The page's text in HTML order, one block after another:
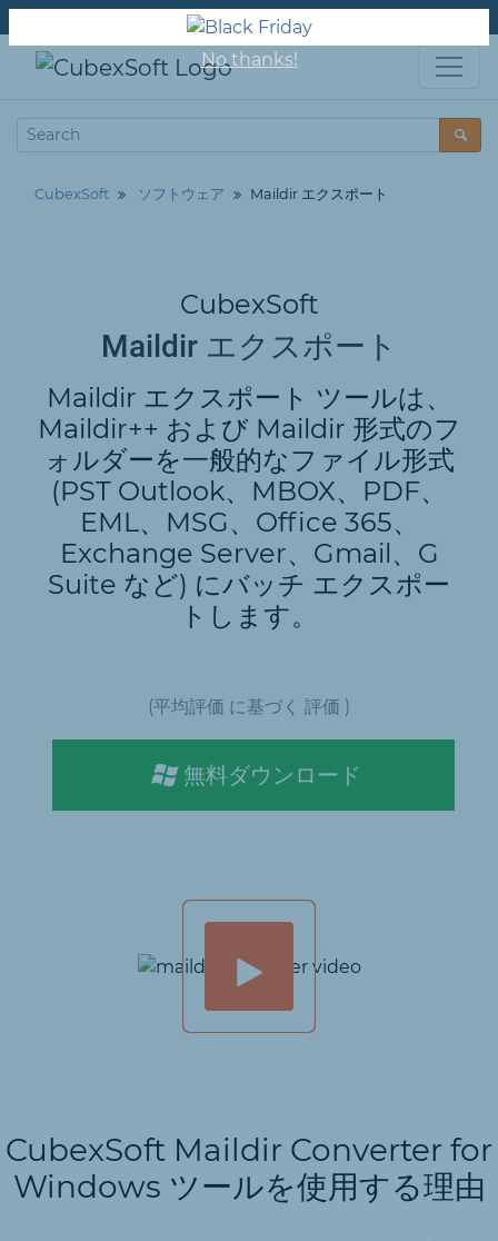
私たちについて サポート
CubexSoft ソフトウェア Maildir エクスポート
CubexSoft
Maildir エクスポート
Maildir エクスポート ツールは、
Maildir++ および Maildir 形式のフ
ォルダーを一般的なファイル形式
(PST Outlook、MBOX、PDF、
EML、MSG、Office 365、
Exchange Server、Gmail、G
Suite など) にバッチ エクスポー
トします。
(平均評価 に基づく 評価 )
無料ダウンロード
CubexSoft Maildir Converter for
Windows ツールを使用する理由
No thanks!